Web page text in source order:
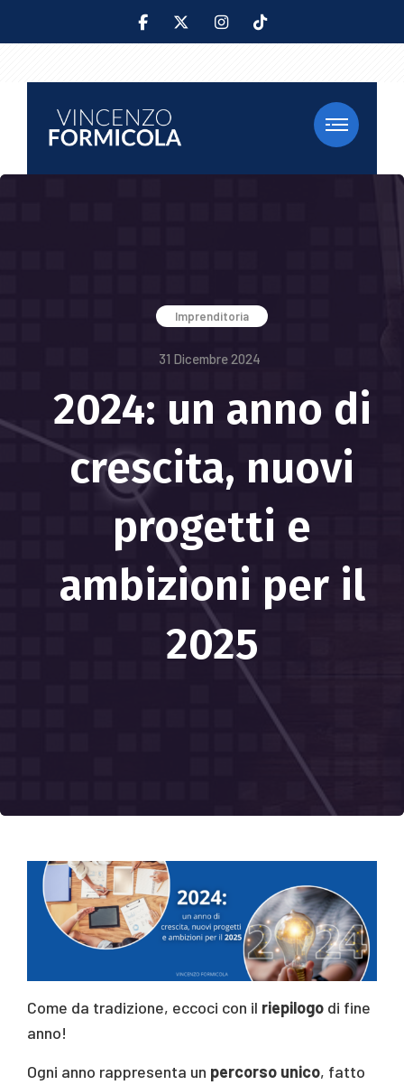
Imprenditoria
31 Dicembre 2024
2024: un anno di
crescita, nuovi
progetti e
ambizioni per il
2025
Come da tradizione, eccoci con il riepilogo di fine
anno!
Ogni anno rappresenta un percorso unico, fatto